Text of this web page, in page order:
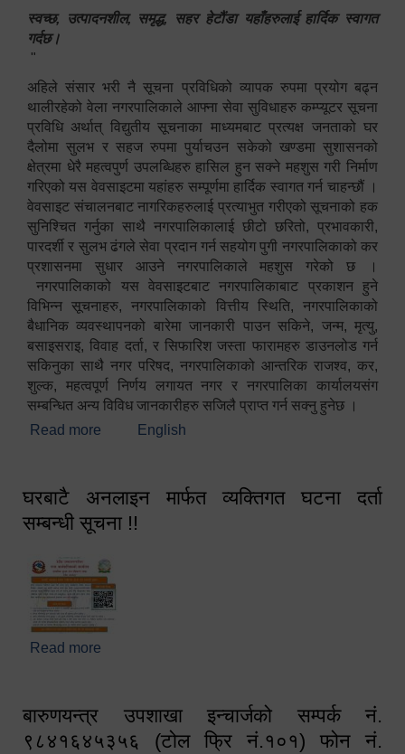
स्वच्छ, उत्पादनशील, समृद्ध, सहर हेटौंडा यहाँहरुलाई हार्दिक स्वागत
गर्दछ।
"
अहिले संसार भरी नै सूचना प्रविधिको व्यापक रुपमा प्रयोग बढ्न
थालीरहेको वेला नगरपालिकाले आफ्ना सेवा सुविधाहरु कम्प्यूटर सूचना
प्रविधि अर्थात् विद्युतीय सूचनाका माध्यमबाट प्रत्यक्ष जनताको घर
दैलोमा सुलभ र सहज रुपमा पुर्याचउन सकेको खण्डमा सुशासनको
क्षेत्रमा धेरै महत्वपुर्ण उपलब्धिहरु हासिल हुन सक्ने महशुस गरी निर्माण
गरिएको यस वेवसाइटमा यहांहरु सम्पूर्णमा हार्दिक स्वागत गर्न चाहन्छौं ।
वेवसाइट संचालनबाट नागरिकहरुलाई प्रत्याभुत गरीएको सूचनाको हक
सुनिश्चित गर्नुका साथै नगरपालिकालाई छीटो छरितो, प्रभावकारी,
पारदर्शी र सुलभ ढंगले सेवा प्रदान गर्न सहयोग पुगी नगरपालिकाको कर
प्रशासनमा सुधार आउने नगरपालिकाले महशुस गरेको छ ।
नगरपालिकाको यस वेवसाइटबाट नगरपालिकाबाट प्रकाशन हुने
विभिन्न सूचनाहरु, नगरपालिकाको वित्तीय स्थिति, नगरपालिकाको
बैधानिक व्यवस्थापनको बारेमा जानकारी पाउन सकिने, जन्म, मृत्यु,
बसाइसराइ, विवाह दर्ता, र सिफारिश जस्ता फारामहरु डाउनलोड गर्न
सकिनुका साथै नगर परिषद, नगरपालिकाको आन्तरिक राजश्व, कर,
शुल्क, महत्वपूर्ण निर्णय लगायत नगर र नगरपालिका कार्यालयसंग
सम्बन्धित अन्य विविध जानकारीहरु सजिलै प्राप्त गर्न सक्नु हुनेछ ।
Read more about स्वागतम!!!
English
घरबाटै अनलाइन मार्फत व्यक्तिगत घटना दर्ता
सम्बन्धी सूचना !!
Read more
बारुणयन्त्र उपशाखा इन्चार्जको सम्पर्क नं.
९८४१६४५३५६ (टोल फ्रि नं.१०१) फोन नं.